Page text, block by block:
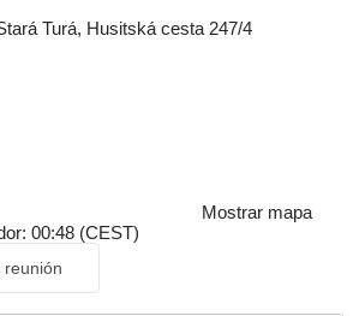
Turá, Husitská cesta 247/4
Mostrar mapa
00:48 (CEST)
reunión